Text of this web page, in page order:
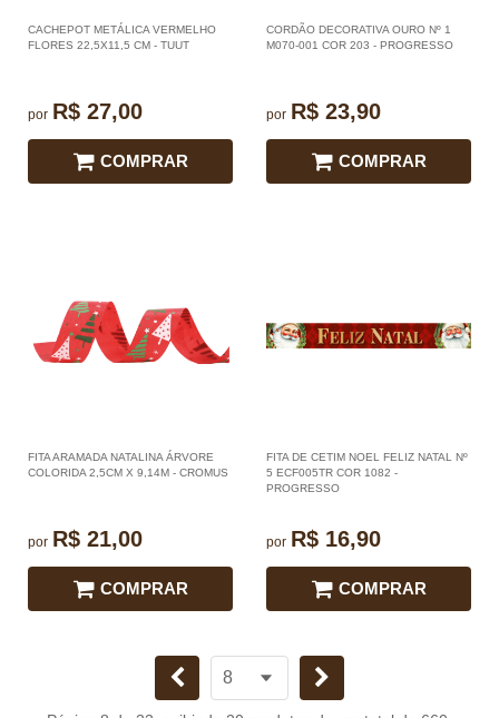
CACHEPOT METÁLICA VERMELHO
FLORES 22,5X11,5 CM - TUUT
por R$ 27,00
COMPRAR
CORDÃO DECORATIVA OURO Nº 1
M070-001 COR 203 - PROGRESSO
por R$ 23,90
COMPRAR
FITA ARAMADA NATALINA ÁRVORE
COLORIDA 2,5CM X 9,14M - CROMUS
por R$ 21,00
COMPRAR
FITA DE CETIM NOEL FELIZ NATAL Nº
5 ECF005TR COR 1082 -
PROGRESSO
por R$ 16,90
COMPRAR